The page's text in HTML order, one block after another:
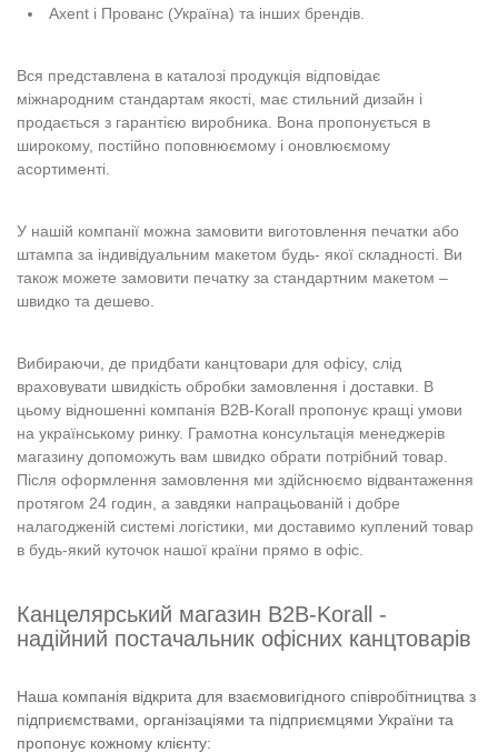
Axent і Прованс (Україна) та інших брендів.
Вся представлена в каталозі продукція відповідає
міжнародним стандартам якості, має стильний дизайн і
продається з гарантією виробника. Вона пропонується в
широкому, постійно поповнюємому і оновлюємому
асортименті.
У нашій компанії можна замовити виготовлення печатки або
штампа за індивідуальним макетом будь- якої складності. Ви
також можете замовити печатку за стандартним макетом –
швидко та дешево.
Вибираючи, де придбати канцтовари для офісу, слід
враховувати швидкість обробки замовлення і доставки. В
цьому відношенні компанія B2B-Korall пропонує кращі умови
на українському ринку. Грамотна консультація менеджерів
магазину допоможуть вам швидко обрати потрібний товар.
Після оформлення замовлення ми здійснюємо відвантаження
протягом 24 годин, а завдяки напрацьованій і добре
налагодженій системі логістики, ми доставимо куплений товар
в будь-який куточок нашої країни прямо в офіс.
Канцелярський магазин B2B-Korall -
надійний постачальник офісних канцтоварів
Наша компанія відкрита для взаємовигідного співробітництва з
підприємствами, організаціями та підприємцями України та
пропонує кожному клієнту: